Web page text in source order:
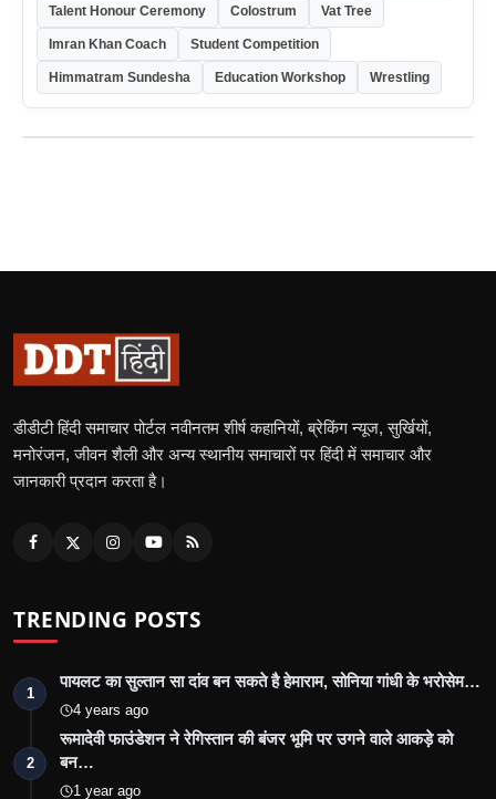
Talent Honour Ceremony Colostrum Vat Tree
Imran Khan Coach Student Competition
Himmatram Sundesha Education Workshop Wrestling
डीडीटी हिंदी समाचार पोर्टल नवीनतम शीर्ष कहानियों, ब्रेकिंग न्यूज, सुर्खियों,
मनोरंजन, जीवन शैली और अन्य स्थानीय समाचारों पर हिंदी में समाचार और
जानकारी प्रदान करता है।
TRENDING POSTS
1
पायलट का सुल्तान सा दांव बन सकते है हेमाराम, सोनिया गांधी के भरोसेम…
4 years ago
2
रूमादेवी फाउंडेशन ने रेगिस्तान की बंजर भूमि पर उगने वाले आकड़े को
बन…
1 year ago